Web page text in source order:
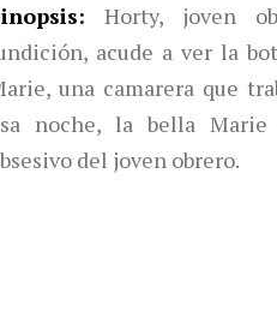
Horty, joven
acude a ver la
una camarera que
noche, la bella
del joven obrero.